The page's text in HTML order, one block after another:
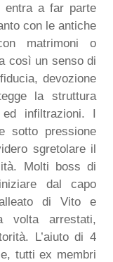
entra a far parte
con le antiche
matrimoni o
così un senso di
devozione
la struttura
infiltrazioni. I
sotto pressione
sgretolare il
Molti boss di
dal capo
di Vito e
volta arrestati,
L’aiuto di 4
tutti ex membri